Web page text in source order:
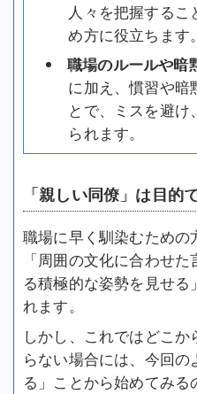
人々を把握する
め方に役立ちます。
職場のルールや暗
に加え、慣習や暗
とで、ミスを避
られます。
「親しい同僚」は目的
職場に早く馴染むための
「周囲の文化に合わせ
る積極的な姿勢を見せ
れます。
しかし、これではどこ
らない場合には、今回
る」ことから始めてみる